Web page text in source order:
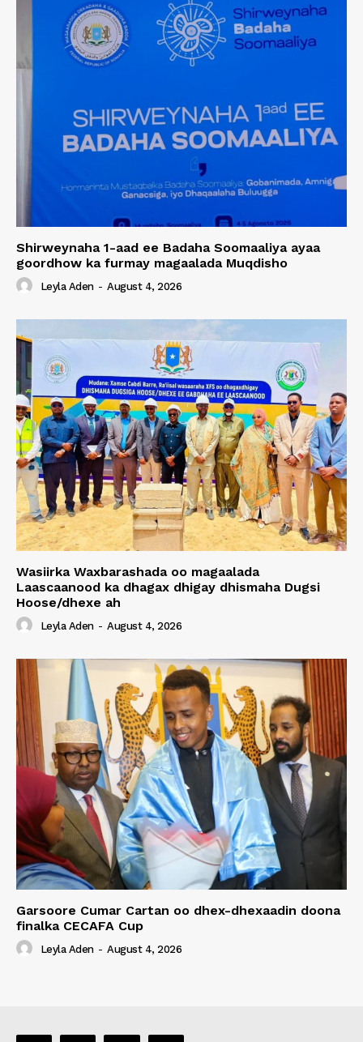
Shirweynaha 1-aad ee Badaha Soomaaliya ayaa
goordhow ka furmay magaalada Muqdisho
Leyla Aden - August 4, 2026
Wasiirka Waxbarashada oo magaalada
Laascaanood ka dhagax dhigay dhismaha Dugsi
Hoose/dhexe ah
Leyla Aden - August 4, 2026
Garsoore Cumar Cartan oo dhex-dhexaadin doona
finalka CECAFA Cup
Leyla Aden - August 4, 2026